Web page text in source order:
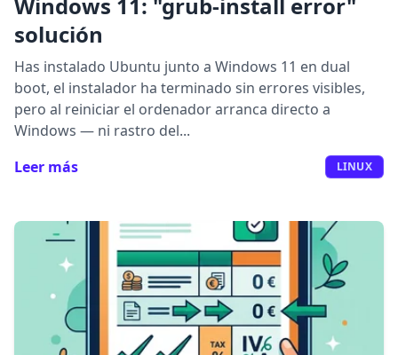
solución
Has instalado Ubuntu junto a Windows 11 en dual
boot, el instalador ha terminado sin errores visibles,
pero al reiniciar el ordenador arranca directo a
Windows — ni rastro del...
Leer más
LINUX